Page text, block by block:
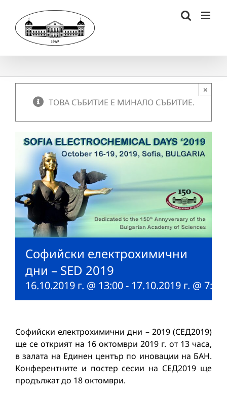
content
ТОВА СЪБИТИЕ Е МИНАЛО СЪБИТИЕ.
×
Софийски електрохимични
дни – SED 2019
16.10.2019 г. @ 13:00- 17.10.2019 г. @ 7:41
Софийски електрохимични дни – 2019 (СЕД2019)
ще се открият на 16 октомври 2019 г. от 13 часа,
в залата на Единен център по иновации на БАН.
Конферентните и постер сесии на СЕД2019 ще
продължат до 18 октомври.